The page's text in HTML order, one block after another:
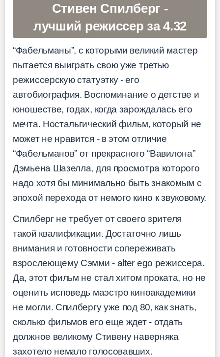
Стивен Спилберг -
лучший режиссер за 4.32
“Фабельманы”, с которыми великий мастер
пытается выиграть свою уже третью
режиссерскую статуэтку - его
автобиография. Воспоминание о детстве и
юношестве, годах, когда зарождалась его
мечта. Ностальгический фильм, который не
может не нравится - в этом отличие
“Фабельманов” от прекрасного “Вавилона”
Дэмьена Шазелла, для просмотра которого
надо хотя бы минимально быть знакомым с
эпохой перехода от немого кино к звуковому.
Спилберг не требует от своего зрителя
такой квалификации. Достаточно лишь
внимания и готовности сопереживать
взрослеющему Сэмми - alter ego режиссера.
Да, этот фильм не стал хитом проката, но не
оценить исповедь маэстро киноакадемики
не могли. Спилбергу уже под 80, как знать,
сколько фильмов его еще ждет - отдать
должное великому Стивену наверняка
захотело немало голосовавших.